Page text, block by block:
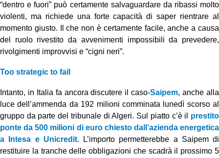
“dentro e fuori” può certamente salvaguardare da ribassi molto
violenti, ma richiede una forte capacità di saper rientrare al
momento giusto. Il che non è certamente facile, anche a causa
del ruolo rivestito da avvenimenti impossibili da prevedere,
rivolgimenti improvvisi e “cigni neri”.
Too strategic to fail
Intanto, in Italia fa ancora discutere il caso-Saipem, anche alla
luce dell’ammenda da 192 milioni comminata lunedì scorso al
gruppo da parte del tribunale di Algeri. Sul piatto c’è il prestito
ponte da 500 milioni di euro chiesto dall’azienda energetica
a Intesa e Unicredit.L’importo permetterebbe a Saipem di
restituire la tranche delle obbligazioni che scadrà il prossimo 5